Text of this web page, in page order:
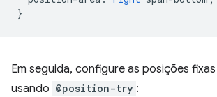
}
Em seguida, configure as posições
usando @position-try :